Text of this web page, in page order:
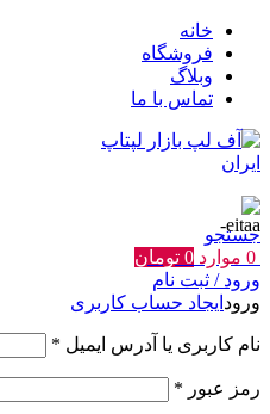
خانه
فروشگاه
وبلاگ
تماس با ما
جستجو
0 موارد 0 تومان
ورود / ثبت نام
ورود ایجاد حساب کاربری
نام کاربری یا آدرس ایمیل *
رمز عبور *